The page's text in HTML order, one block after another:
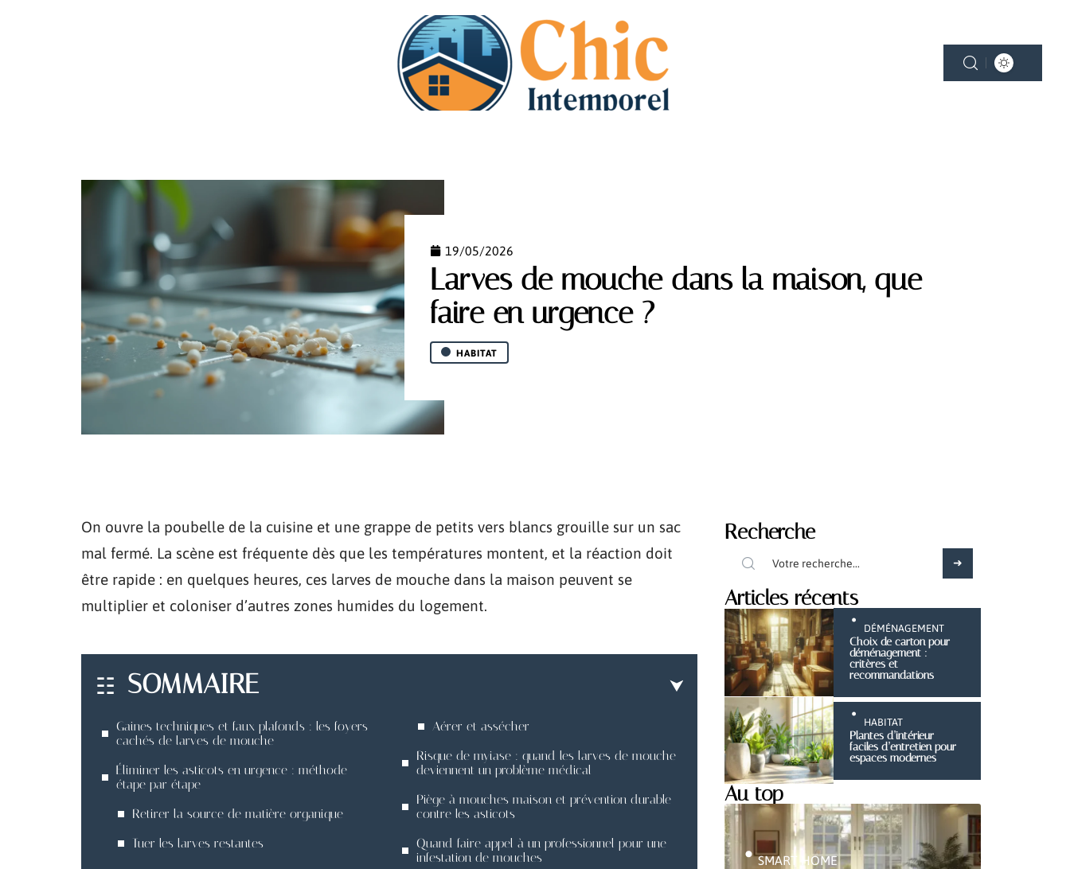
19/05/2026
Larves de mouche dans la maison, que
faire en urgence ?
HABITAT
On ouvre la poubelle de la cuisine et une grappe de petits vers blancs grouille sur un sac
mal fermé. La scène est fréquente dès que les températures montent, et la réaction doit
être rapide : en quelques heures, ces larves de mouche dans la maison peuvent se
multiplier et coloniser d’autres zones humides du logement.
SOMMAIRE
Gaines techniques et faux plafonds : les foyers
cachés de larves de mouche
Éliminer les asticots en urgence : méthode
étape par étape
Retirer la source de matière organique
Tuer les larves restantes
Aérer et assécher
Risque de myiase : quand les larves de mouche
deviennent un problème médical
Piège à mouches maison et prévention durable
contre les asticots
Quand faire appel à un professionnel pour une
infestation de mouches
Recherche
Articles récents
DÉMÉNAGEMENT
Choix de carton pour
déménagement :
critères et
recommandations
HABITAT
Plantes d’intérieur
faciles d’entretien pour
espaces modernes
Au top
SMART HOME